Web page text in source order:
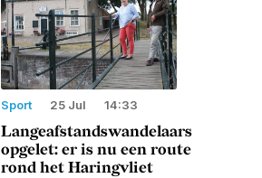
Sport 25 Jul 14:33
Langeafstandswandelaars
opgelet: er is nu een route
rond het Haringvliet